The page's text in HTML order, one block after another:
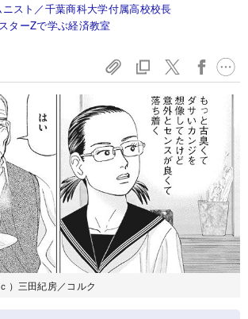
スト／千葉商科大学付属高校校長
ターZで学ぶ経済教室
）三田紀房／コルク